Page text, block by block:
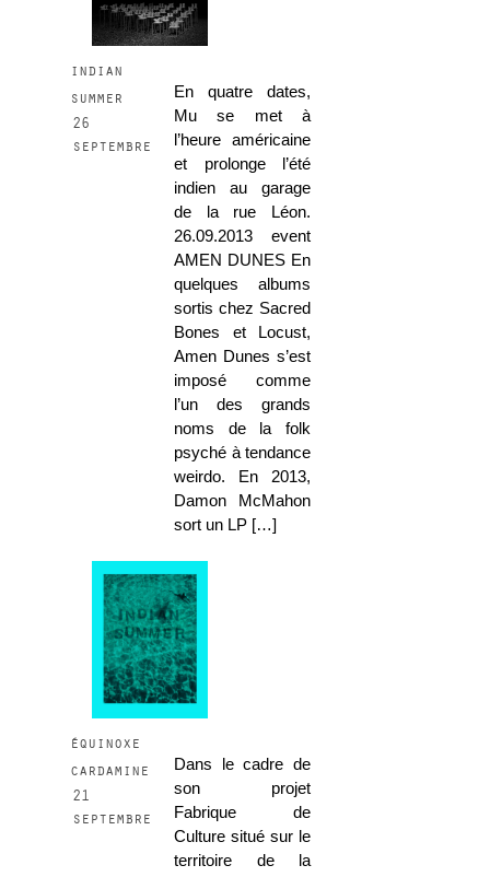
indian
summer
26
septembre
En quatre dates,
Mu se met à
l’heure américaine
et prolonge l’été
indien au garage
de la rue Léon.
26.09.2013 event
AMEN DUNES En
quelques albums
sortis chez Sacred
Bones et Locust,
Amen Dunes s’est
imposé comme
l’un des grands
noms de la folk
psyché à tendance
weirdo. En 2013,
Damon McMahon
sort un LP […]
équinoxe
cardamine
21
septembre
Dans le cadre de
son projet
Fabrique de
Culture situé sur le
territoire de la